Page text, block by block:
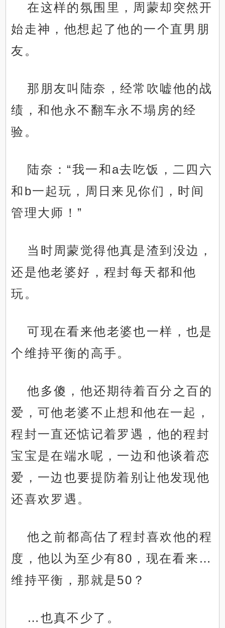
在这样的氛围里，周蒙却突然开
始走神，他想起了他的一个直男朋
友。
那朋友叫陆奈，经常吹嘘他的战
绩，和他永不翻车永不塌房的经
验。
陆奈：“我一和a去吃饭，二四六
和b一起玩，周日来见你们，时间
管理大师！”
当时周蒙觉得他真是渣到没边，
还是他老婆好，程封每天都和他
玩。
可现在看来他老婆也一样，也是
个维持平衡的高手。
他多傻，他还期待着百分之百的
爱，可他老婆不止想和他在一起，
程封一直还惦记着罗遇，他的程封
宝宝是在端水呢，一边和他谈着恋
爱，一边也要提防着别让他发现他
还喜欢罗遇。
他之前都高估了程封喜欢他的程
度，他以为至少有80，现在看来…
维持平衡，那就是50？
…也真不少了。